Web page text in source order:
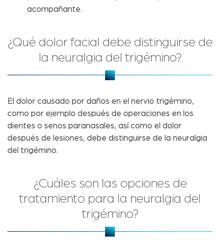
acompañante.
¿Qué dolor facial debe distinguirse de
la neuralgia del trigémino?
El dolor causado por daños en el nervio trigémino,
como por ejemplo después de operaciones en los
dientes o senos paranasales, así como el dolor
después de lesiones, debe distinguirse de la neuralgia
del trigémino.
¿Cuáles son las opciones de
tratamiento para la neuralgia del
trigémino?